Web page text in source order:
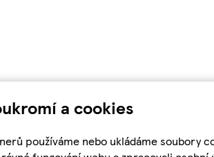
a cookies
používáme nebo ukládáme soubory